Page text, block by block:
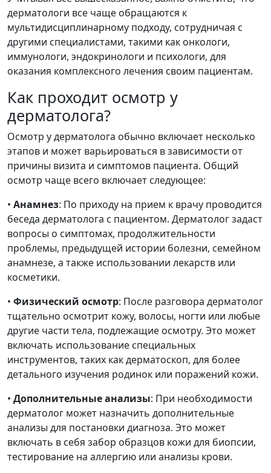
дерматологи все чаще обращаются к
мультидисциплинарному подходу, сотрудничая с
другими специалистами, такими как онкологи,
иммунологи, эндокринологи и психологи, для
оказания комплексного лечения своим пациентам.
Как проходит осмотр у
дерматолога?
Осмотр у дерматолога обычно включает несколько
этапов и может варьироваться в зависимости от
причины визита и симптомов пациента. Общий
осмотр чаще всего включает следующее:
• Анамнез: По приходу на прием к врачу проводится
беседа дерматолога с пациентом. Дерматолог задаст
вопросы о симптомах, продолжительности
проблемы, предыдущей истории болезни, семейном
анамнезе, а также использовании лекарств или
косметики.
• Физический осмотр: После разговора дерматолог
тщательно осмотрит кожу, волосы, ногти или любые
другие части тела, подлежащие осмотру. Это может
включать использование специальных
инструментов, таких как дерматоскоп, для более
детального изучения родинок или поражений кожи.
• Дополнительные анализы: При необходимости
дерматолог может назначить дополнительные
анализы для постановки диагноза. Это может
включать в себя забор образцов кожи для биопсии,
тестирование на аллергию или анализы крови.